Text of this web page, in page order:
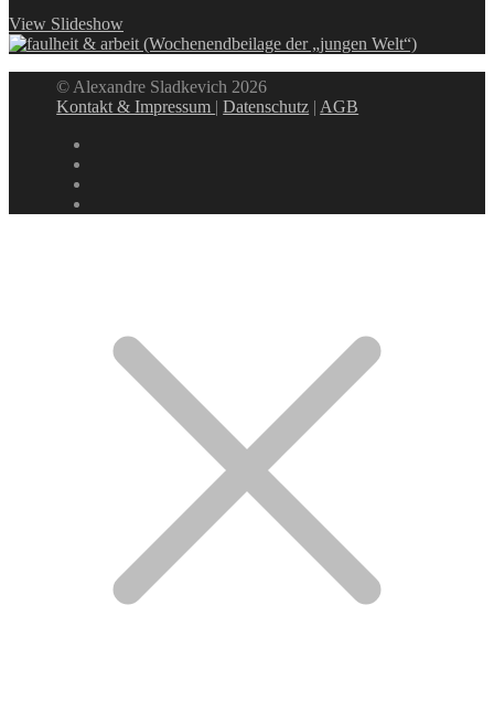
View Slideshow
© Alexandre Sladkevich 2026
Kontakt & Impressum |Datenschutz | AGB